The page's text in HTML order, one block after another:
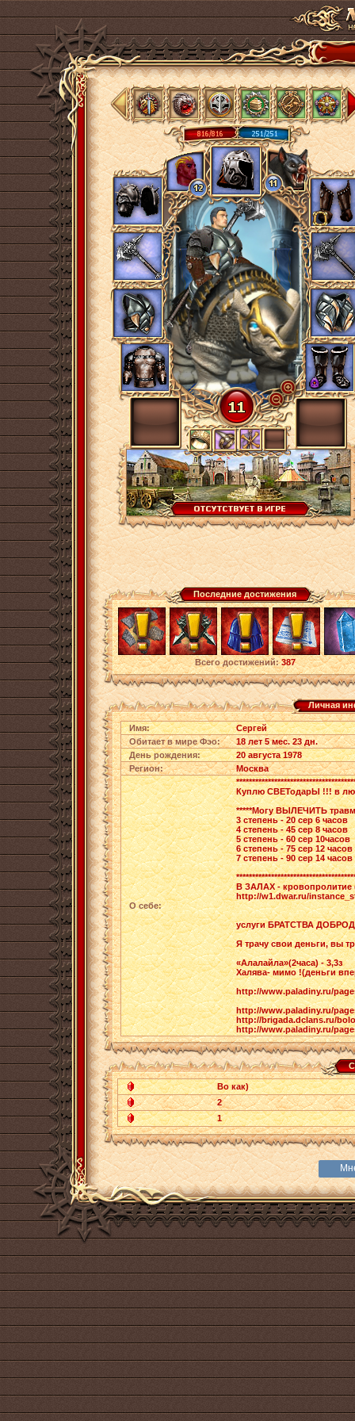
Последние достижения
Всего достижений: 387
Личная
Имя:
Сергей
Обитает в мире Фэо:
18 лет 5 мес. 23 дн.
День рождения:
20 августа 1978
Регион:
Москва
О себе:
Куплю СВЕТодарЫ !!! в
*****Могу ВЫЛЕЧИТЬ
3 степень - 20 сер 6 часов
4 степень - 45 сер 8 часов
5 степень - 60 сер 10часов
6 степень - 75 сер 12 часов
7 степень - 90 сер 14 часов
В ЗАЛАХ - кровопролитие
http://w1.dwar.ru/
услуги БРАТСТВА
Я трачу свои деньги, вы
«Алалайла»(2часа) - 3,3з
Халява- мимо !(деньги
http://www.paladiny.ru/
http://www.paladiny.ru/
http://brigada.dclans.ru/
http://www.paladiny.ru/
Во как)
2
1